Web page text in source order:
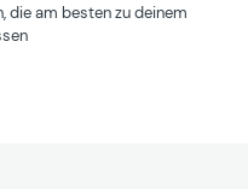
die am besten zu deinem